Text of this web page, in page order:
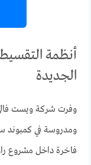
أنظمة
الجديدة
وفرت شركة ويست
ومدروسة في كمبوند
فاخرة داخل مشروع